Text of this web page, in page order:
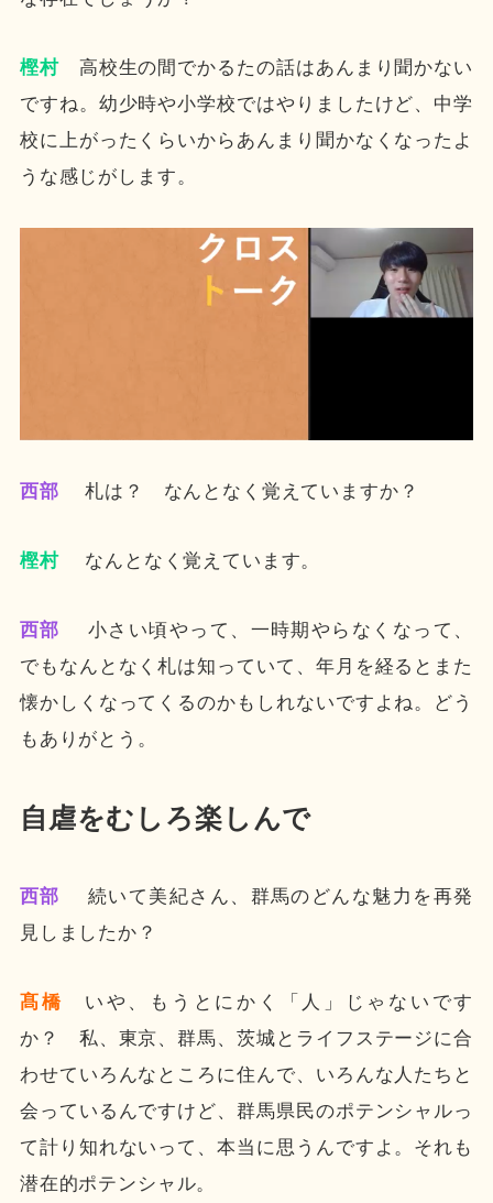
樫村高校生の間でかるたの話はあんまり聞かない
ですね。幼少時や小学校ではやりましたけど、中学
校に上がったくらいからあんまり聞かなくなったよ
うな感じがします。
西部 札は？ なんとなく覚えていますか？
樫村なんとなく覚えています。
西部 小さい頃やって、一時期やらなくなって、
でもなんとなく札は知っていて、年月を経るとまた
懐かしくなってくるのかもしれないですよね。どう
もありがとう。
自虐をむしろ楽しんで
西部 続いて美紀さん、群馬のどんな魅力を再発
見しましたか？
髙橋 いや、もうとにかく「人」じゃないです
か？ 私、東京、群馬、茨城とライフステージに合
わせていろんなところに住んで、いろんな人たちと
会っているんですけど、群馬県民のポテンシャルっ
て計り知れないって、本当に思うんですよ。それも
潜在的ポテンシャル。